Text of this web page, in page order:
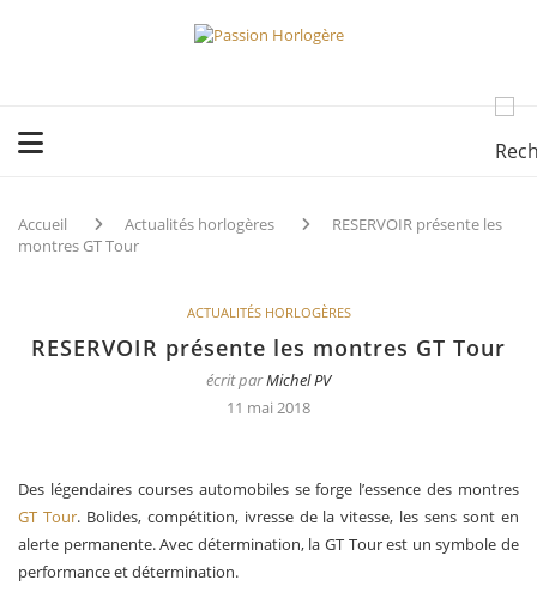
Accueil Actualités horlogères
RESERVOIR présente les
montres GT Tour
ACTUALITÉS HORLOGÈRES
RESERVOIR présente les montres GT Tour
écrit parMichel PV
11 mai 2018
Des légendaires courses automobiles se forge l’essence des montres
GT Tour. Bolides, compétition, ivresse de la vitesse, les sens sont en
alerte permanente. Avec détermination, la GT Tour est un symbole de
performance et détermination.